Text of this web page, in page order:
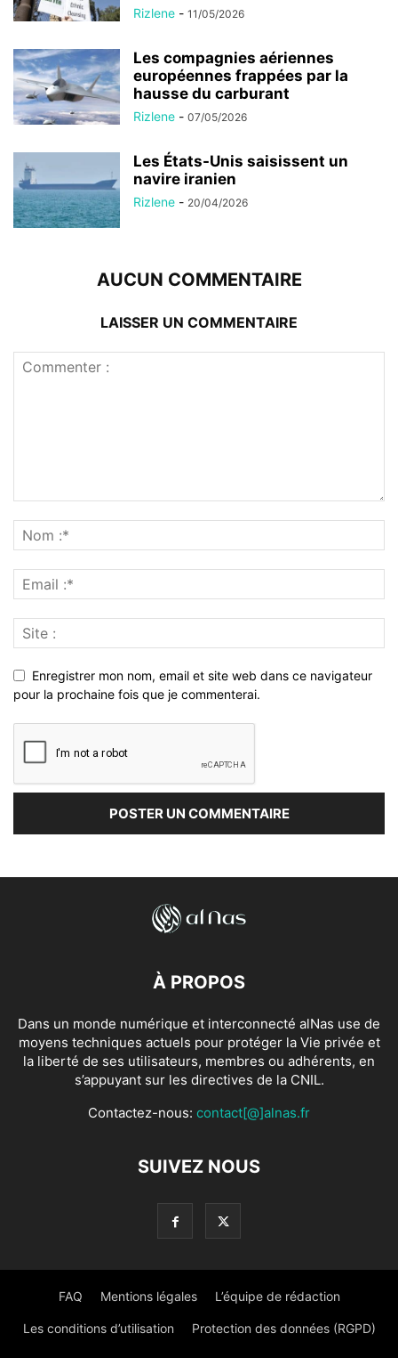
Rizlene - 11/05/2026
Les compagnies aériennes
européennes frappées par la
hausse du carburant
Rizlene - 07/05/2026
Les États-Unis saisissent un
navire iranien
Rizlene - 20/04/2026
AUCUN COMMENTAIRE
LAISSER UN COMMENTAIRE
Enregistrer mon nom, email et site web dans ce navigateur
pour la prochaine fois que je commenterai.
À PROPOS
Dans un monde numérique et interconnecté alNas use de
moyens techniques actuels pour protéger la Vie privée et
la liberté de ses utilisateurs, membres ou adhérents, en
s’appuyant sur les directives de la CNIL.
Contactez-nous: contact[@]alnas.fr
SUIVEZ NOUS
FAQ Mentions légales L’équipe de rédaction
Les conditions d’utilisation Protection des données (RGPD)